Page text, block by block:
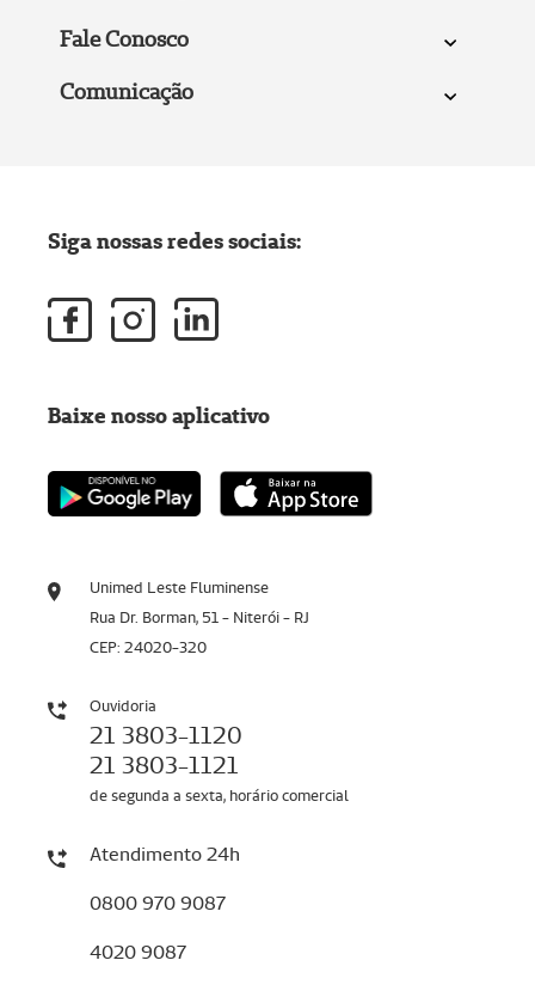
Fale Conosco
Comunicação
Unimed Leste Fluminense
Rua Dr. Borman, 51 - Niterói - RJ
CEP: 24020-320
Ouvidoria
21 3803-1120
21 3803-1121
de segunda a sexta, horário comercial
Atendimento 24h
0800 970 9087
4020 9087
Siga nossas redes sociais:
Baixe nosso aplicativo